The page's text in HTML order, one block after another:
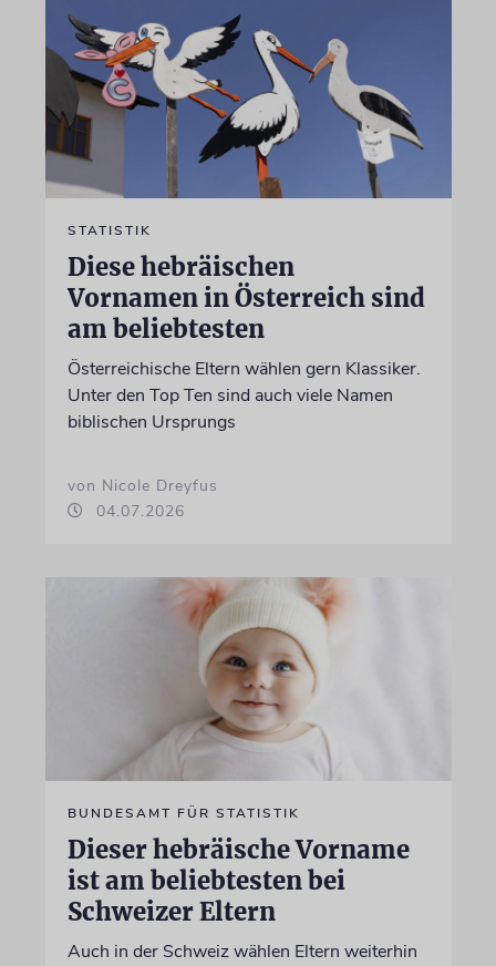
STATISTIK
Diese hebräischen
Vornamen in Österreich sind
am beliebtesten
Österreichische Eltern wählen gern Klassiker.
Unter den Top Ten sind auch viele Namen
biblischen Ursprungs
von Nicole Dreyfus
04.07.2026
BUNDESAMT FÜR STATISTIK
Dieser hebräische Vorname
ist am beliebtesten bei
Schweizer Eltern
Auch in der Schweiz wählen Eltern weiterhin